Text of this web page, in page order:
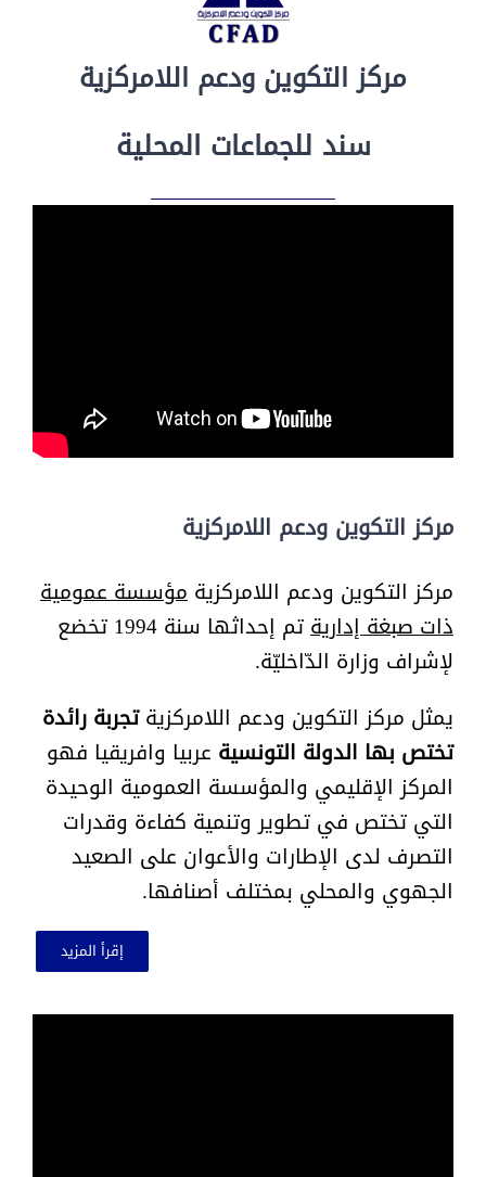
مركز التكوين ودعم اللامركزية
سند للجماعات المحلية
مركز التكوين ودعم اللامركزية
مركز التكوين ودعم اللامركزيةمؤسسة عمومية
ذات صبغة إدارية
تم إحداثها سنة 1994 تخضع
لإشراف وزارة الدّاخليّة.
يمثل مركز التكوين ودعم اللامركزيةتجربة رائدة
تختص بها الدولة التونسية عربيا وافريقيا فهو
المركز الإقليمي والمؤسسة العمومية الوحيدة
التي تختص في تطوير وتنمية كفاءة وقدرات
التصرف لدى الإطارات والأعوان على الصعيد
الجهوي والمحلي بمختلف أصنافها.
إقرأ المزيد